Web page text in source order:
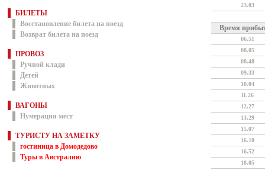
БИЛЕТЫ
Восстановление билета на поезд
Возврат билета на поезд
ПРОВОЗ
Ручной клади
Детей
Животных
ВАГОНЫ
Нумерация мест
ТУРИСТУ НА ЗАМЕТКУ
гостиница в Домодедово
Туры в Австралию
23.03
Время
06.51
08.05
08.48
09.33
10.04
11.26
12.27
13.29
15.07
16.10
16.52
18.05